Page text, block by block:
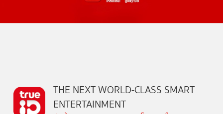
THE NEXT WORLD-CLASS SMART
ENTERTAINMENT